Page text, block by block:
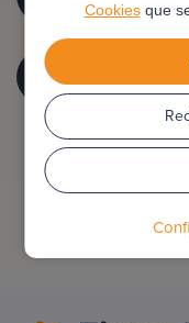
Cookiesque